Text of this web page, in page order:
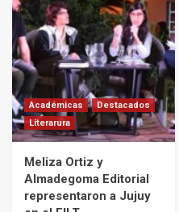
Académicas
Destacados
Literarura
Meliza Ortiz y
Almadegoma Editorial
representaron a Jujuy